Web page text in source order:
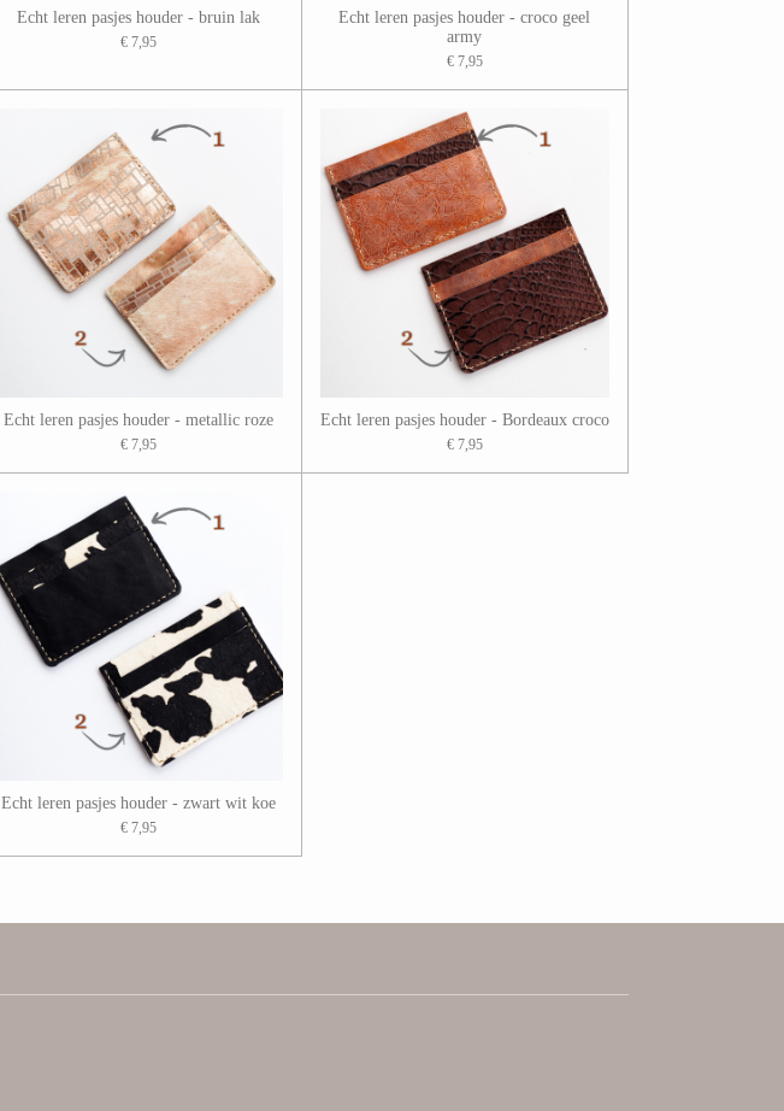
Echt leren pasjes houder - bruin lak
€ 7,95
Echt leren pasjes houder - croco geel
army
€ 7,95
Echt leren pasjes houder - metallic roze
€ 7,95
Echt leren pasjes houder - Bordeaux croco
€ 7,95
Echt leren pasjes houder - zwart wit koe
€ 7,95